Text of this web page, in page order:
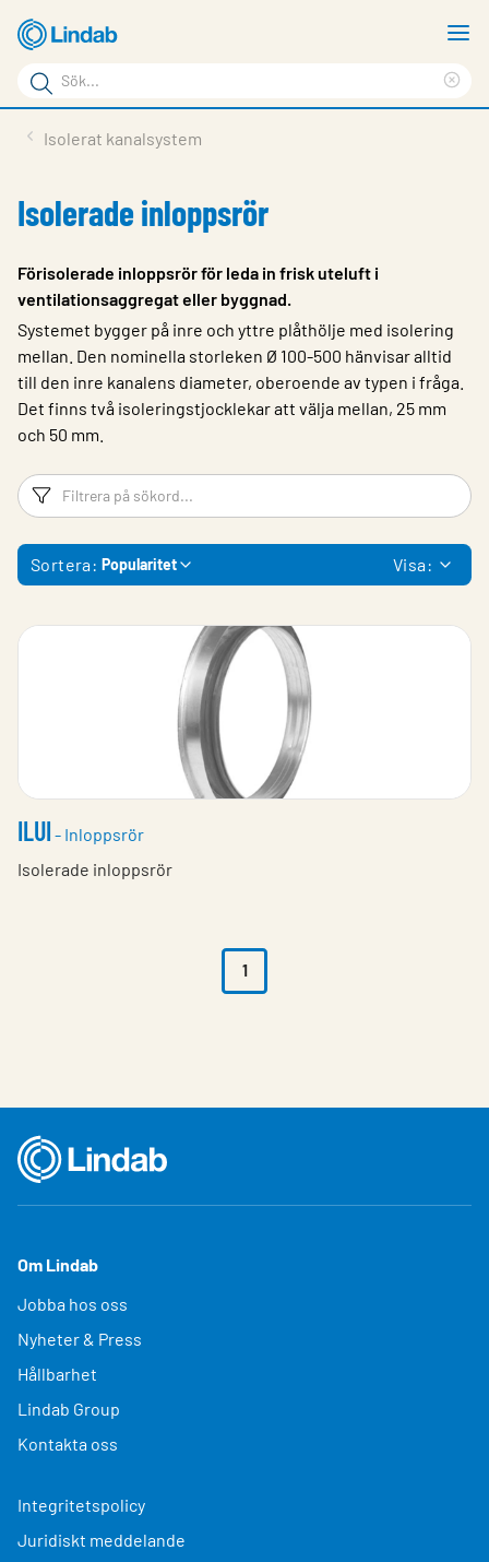
Hoppa
till
huvudinnehållet
Sökord
Sök
på
Service & Support
Om Lindab
Kontakt
Logga in
Choose languge
Isolerat kanalsystem
Isolerade inloppsrör
Förisolerade inloppsrör för leda in frisk uteluft i
ventilationsaggregat eller byggnad.
Systemet bygger på inre och yttre plåthölje med isolering
mellan. Den nominella storleken Ø 100-500 hänvisar alltid
till den inre kanalens diameter, oberoende av typen i fråga.
Det finns två isoleringstjocklekar att välja mellan, 25 mm
och 50 mm.
Filtreringsord
Sortera: Popularitet Visa:
ILUI - Inloppsrör
Isolerade inloppsrör
1
Om Lindab
Jobba hos oss
Nyheter & Press
Hållbarhet
Lindab Group
Kontakta oss
Integritetspolicy
Juridiskt meddelande